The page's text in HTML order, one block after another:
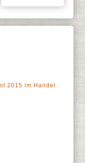
2015 im Handel